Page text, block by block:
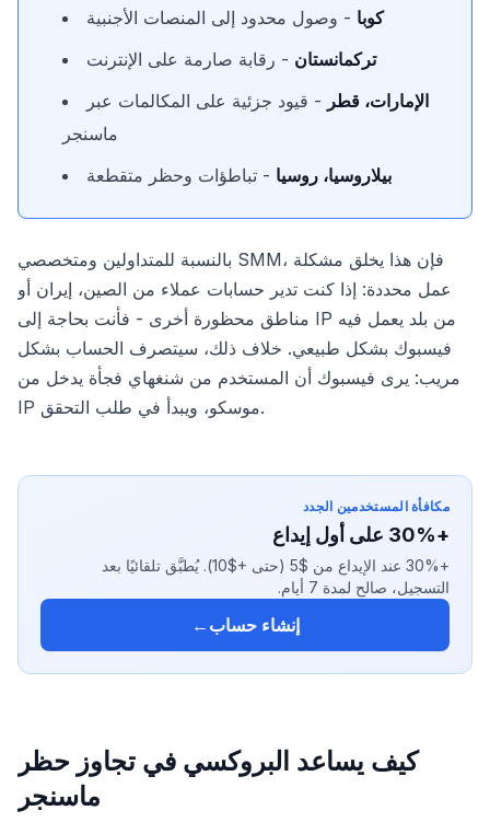
كوبا - وصول محدود إلى المنصات الأجنبية
تركمانستان - رقابة صارمة على الإنترنت
الإمارات، قطر - قيود جزئية على المكالمات عبر
ماسنجر
بيلاروسيا، روسيا - تباطؤات وحظر متقطعة
بالنسبة للمتداولين ومتخصصي SMM، فإن هذا يخلق مشكلة
عمل محددة: إذا كنت تدير حسابات عملاء من الصين، إيران أو
مناطق محظورة أخرى - فأنت بحاجة إلى IP من بلد يعمل فيه
فيسبوك بشكل طبيعي. خلاف ذلك، سيتصرف الحساب بشكل
مريب: يرى فيسبوك أن المستخدم من شنغهاي فجأة يدخل من
IP موسكو، ويبدأ في طلب التحقق.
مكافأة المستخدمين الجدد
+30% على أول إيداع
+30% عند الإيداع من $5 (حتى +$10). يُطبَّق تلقائيًا بعد
التسجيل، صالح لمدة 7 أيام.
إنشاء حساب ←
كيف يساعد البروكسي في تجاوز حظر
ماسنجر